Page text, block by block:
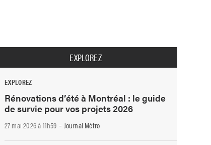
EXPLOREZ
EXPLOREZ
Rénovations d’été à Montréal : le guide
de survie pour vos projets 2026
27 mai 2026 à 11h59 - Journal Métro